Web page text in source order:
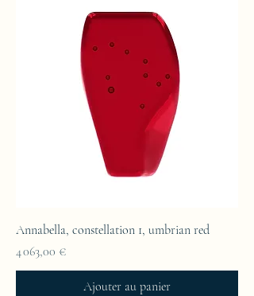
Annabella, constellation 1, umbrian red
Prix
4 063,00 €
Ajouter au panier